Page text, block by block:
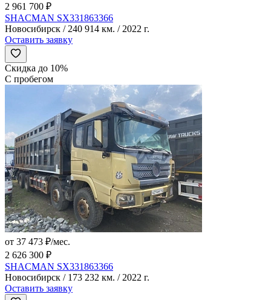
2 961 700 ₽
SHACMAN SX331863366
Новосибирск / 240 914 км. / 2022 г.
Оставить заявку
Скидка до 10%
С пробегом
от 37 473 ₽/мес.
2 626 300 ₽
SHACMAN SX331863366
Новосибирск / 173 232 км. / 2022 г.
Оставить заявку